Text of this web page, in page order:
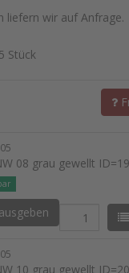
liefern wir auf Anfrage.
Stück
08 grau gewellt
10 grau gewellt